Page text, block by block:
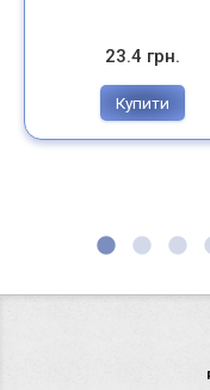
23.4 грн.
Купити